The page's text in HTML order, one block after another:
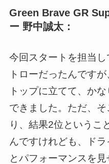
Green Brave GR
ー 野中誠太：
今回スタートを担当
トローだったんです
トップに立てて、か
できました。ただ、
り、結果2位というこ
んですけれども、ド
とパフォーマンスを見